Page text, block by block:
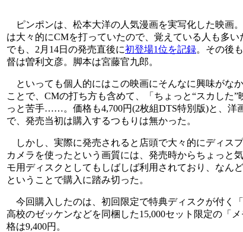
ピンポンは、松本大洋の人気漫画を実写化した映画
は大々的にCMを打っていたので、覚えている人も多
でも、2月14日の発売直後に初登場1位を記録。その後
督は曽利文彦。脚本は宮藤官九郎。
といっても個人的にはこの映画にそんなに興味がな
ことで、CMの打ち方も含めて、「ちょっと“スカした
っと苦手……。価格も4,700円(2枚組DTS特別版)と、洋
で、発売当初は購入するつもりは無かった。
しかし、実際に発売されると店頭で大々的にディス
カメラを使ったという画質には、発売時からちょっと
モ用ディスクとしてもしばしば利用されており、なん
ということで購入に踏み切った。
今回購入したのは、初回限定で特典ディスクが付く
高校のゼッケンなどを同梱した15,000セット限定の「
格は9,400円。